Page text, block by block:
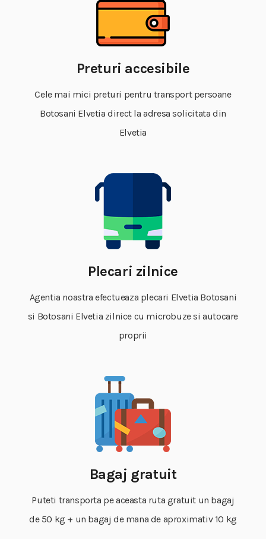
Preturi accesibile
Cele mai mici preturi pentru transport persoane
Botosani Elvetia direct la adresa solicitata din
Elvetia
Plecari zilnice
Agentia noastra efectueaza plecari Elvetia Botosani
si Botosani Elvetia zilnice cu microbuze si autocare
proprii
Bagaj gratuit
Puteti transporta pe aceasta ruta gratuit un bagaj
de 50 kg + un bagaj de mana de aproximativ 10 kg